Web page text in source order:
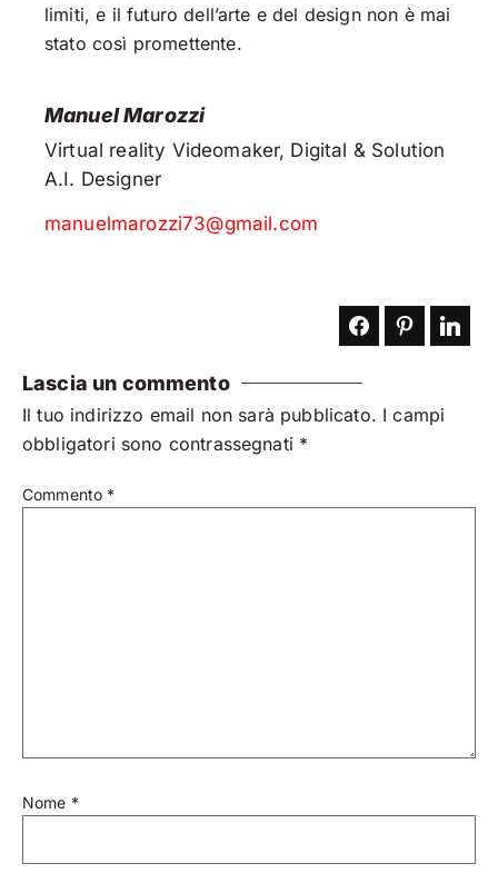
limiti, e il futuro dell’arte e del design non è mai
stato così promettente.
Manuel Marozzi
Virtual reality Videomaker, Digital & Solution
A.I. Designer
manuelmarozzi73@gmail.com
Lascia un commento
Il tuo indirizzo email non sarà pubblicato. I campi
obbligatori sono contrassegnati *
Commento *
Nome *